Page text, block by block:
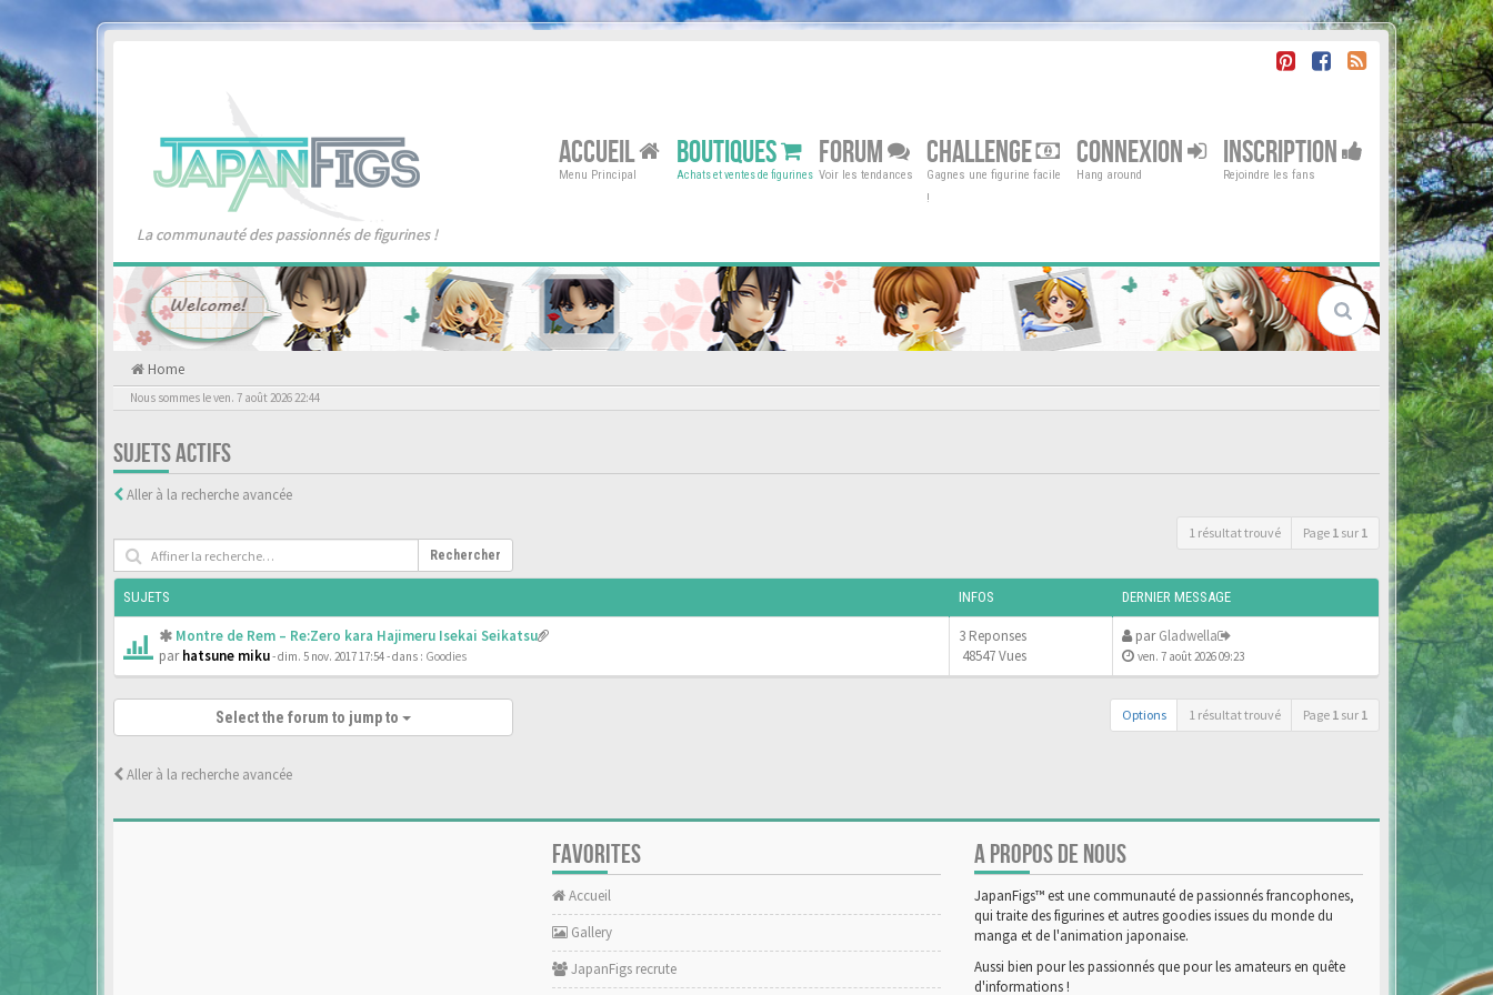
La communauté des passionnés de figurines !
ACCUEIL
Menu Principal
BOUTIQUES
Achats et ventes de figurines
FORUM
Voir les tendances
CHALLENGE
Gagnes une figurine facile
!
CONNEXION
Hang around
INSCRIPTION
Rejoindre les fans
Home
Nous sommes le ven. 7 août 2026 22:44
SUJETS ACTIFS
Aller à la recherche avancée
Rechercher
1 résultat trouvé Page 1 sur 1
SUJETS INFOS DERNIER MESSAGE
Montre de Rem – Re:Zero kara Hajimeru Isekai Seikatsu
parhatsune miku- dim. 5 nov. 2017 17:54- dans : Goodies
3 Reponses
48547 Vues
parGladwella
ven. 7 août 2026 09:23
Options 1 résultat trouvé Page 1 sur 1
Select the forum to jump to
Aller à la recherche avancée
FAVORITES
Accueil
Gallery
JapanFigs recrute
A PROPOS DE NOUS
JapanFigs™ est une communauté de passionnés francophones,
qui traite des figurines et autres goodies issues du monde du
manga et de l'animation japonaise.
Aussi bien pour les passionnés que pour les amateurs en quête
d'informations !